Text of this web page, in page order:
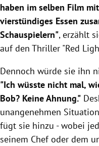
haben im selben Film
vierstündiges Essen
Schauspielern", erzählt
auf den Thriller "Red
Dennoch würde sie ihn
"Ich wüsste nicht mal,
Bob? Keine Ahnung."
unangenehmen
fügt sie hinzu - wobei
seinem Chef oder dem